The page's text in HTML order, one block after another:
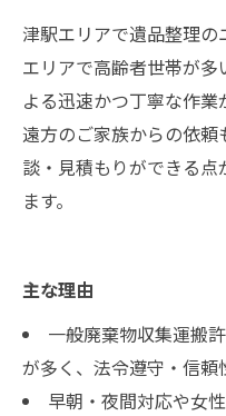
津駅エリアで遺品整理
エリアで高齢者世帯が
よる迅速かつ丁寧な作業
遠方のご家族からの依
談・見積もりができる
ます。
主な理由
一般廃棄物収集運搬
が多く、法令遵守・信頼
早朝・夜間対応や女